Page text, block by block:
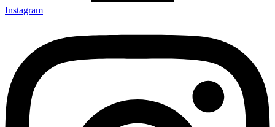
Instagram